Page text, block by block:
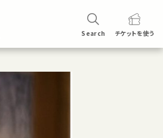
Search チケットを使う